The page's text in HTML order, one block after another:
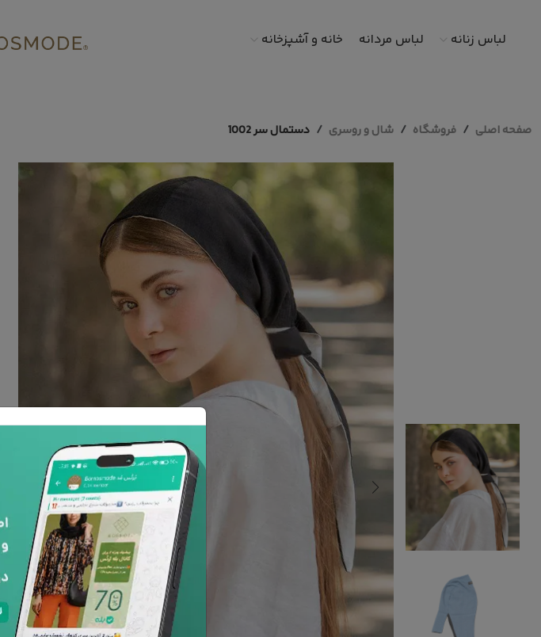
لباس زنانه لباس مردانه خانه و آشپزخانه
صفحه اصلی فروشگاه شال و روسری دستمال‌ سر 1002